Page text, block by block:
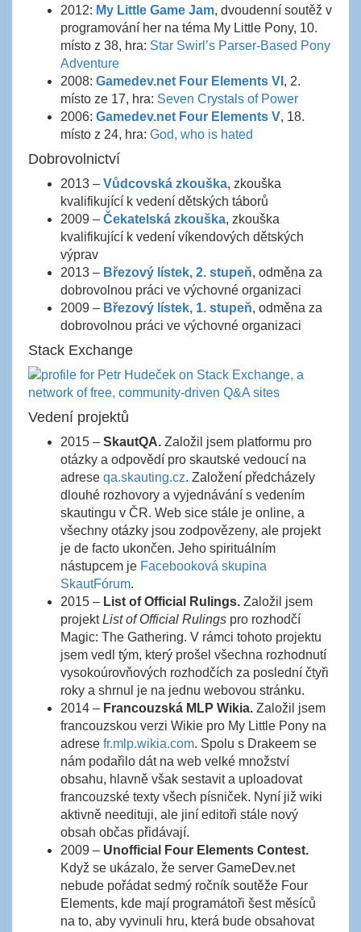
2012: My Little Game Jam, dvoudenní soutěž v
programování her na téma My Little Pony, 10.
místo z 38, hra: Star Swirl’s Parser-Based Pony
Adventure
2008: Gamedev.net Four Elements VI , 2.
místo ze 17, hra: Seven Crystals of Power
2006: Gamedev.net Four Elements V, 18.
místo z 24, hra: God, who is hated
Dobrovolnictví
2013 – Vůdcovská zkouška, zkouška
kvalifikující k vedení dětských táborů
2009 – Čekatelská zkouška, zkouška
kvalifikující k vedení víkendových dětských
výprav
2013 – Březový lístek, 2. stupeň, odměna za
dobrovolnou práci ve výchovné organizaci
2009 – Březový lístek, 1. stupeň, odměna za
dobrovolnou práci ve výchovné organizaci
Stack Exchange
Vedení projektů
2015 – SkautQA. Založil jsem platformu pro
otázky a odpovědí pro skautské vedoucí na
adrese qa.skauting.cz. Založení předcházely
dlouhé rozhovory a vyjednávání s vedením
skautingu v ČR. Web sice stále je online, a
všechny otázky jsou zodpovězeny, ale projekt
je de facto ukončen. Jeho spirituálním
nástupcem je Facebooková skupina
SkautFórum.
2015 – List of Official Rulings. Založil jsem
projektList of Official Rulings pro rozhodčí
Magic: The Gathering. V rámci tohoto projektu
jsem vedl tým, který prošel všechna rozhodnutí
vysokoúrovňových rozhodčích za poslední čtyři
roky a shrnul je na jednu webovou stránku.
2014 – Francouzská MLP Wikia. Založil jsem
francouzskou verzi Wikie pro My Little Pony na
adrese fr.mlp.wikia.com. Spolu s Drakeem se
nám podařilo dát na web velké množství
obsahu, hlavně však sestavit a uploadovat
francouzské texty všech písniček. Nyní již wiki
aktivně needituji, ale jiní editoři stále nový
obsah občas přidávají.
2009 – Unofficial Four Elements Contest.
Když se ukázalo, že server GameDev.net
nebude pořádat sedmý ročník soutěže Four
Elements, kde mají programátoři šest měsíců
na to, aby vyvinuli hru, která bude obsahovat